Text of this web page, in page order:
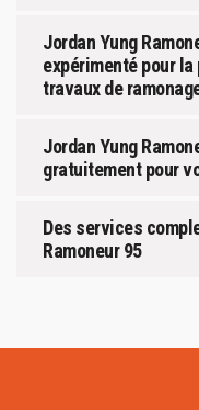
Jordan Yung
expérimenté pour
travaux de
Jordan Yung
gratuitement pour
Des services
Ramoneur 95